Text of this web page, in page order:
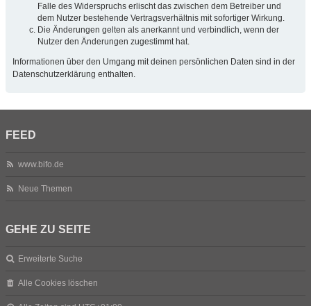
Falle des Widerspruchs erlischt das zwischen dem Betreiber und
dem Nutzer bestehende Vertragsverhältnis mit sofortiger Wirkung.
Die Änderungen gelten als anerkannt und verbindlich, wenn der
Nutzer den Änderungen zugestimmt hat.
Informationen über den Umgang mit deinen persönlichen Daten sind in der
Datenschutzerklärung enthalten.
FEED
www.bifo.de
Neue Themen
GEHE ZU SEITE
Erweiterte Suche
Alle Cookies löschen